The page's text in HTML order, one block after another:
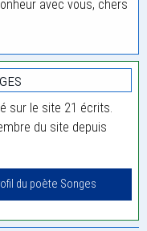
avec vous, chers
sur le site 21 écrits.
du site depuis
du poète Songes